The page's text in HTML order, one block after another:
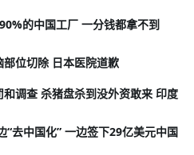
的中国工厂 一分钱都拿不到
位切除 日本医院道歉
调查 杀猪盘杀到没外资敢来 印度
“去中国化” 一边签下29亿美元中国